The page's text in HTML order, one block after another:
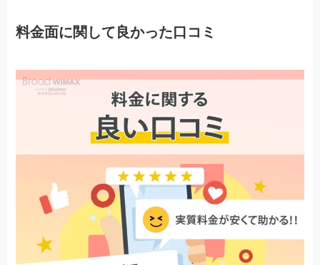
料金面に関して良かった口コミ